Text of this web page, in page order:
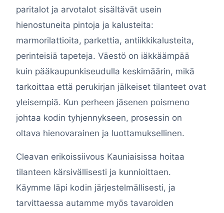
paritalot ja arvotalot sisältävät usein
hienostuneita pintoja ja kalusteita:
marmorilattioita, parkettia, antiikkikalusteita,
perinteisiä tapeteja. Väestö on iäkkäämpää
kuin pääkaupunkiseudulla keskimäärin, mikä
tarkoittaa että perukirjan jälkeiset tilanteet ovat
yleisempiä. Kun perheen jäsenen poismeno
johtaa kodin tyhjennykseen, prosessin on
oltava hienovarainen ja luottamuksellinen.
Cleavan erikoissiivous Kauniaisissa hoitaa
tilanteen kärsivällisesti ja kunnioittaen.
Käymme läpi kodin järjestelmällisesti, ja
tarvittaessa autamme myös tavaroiden